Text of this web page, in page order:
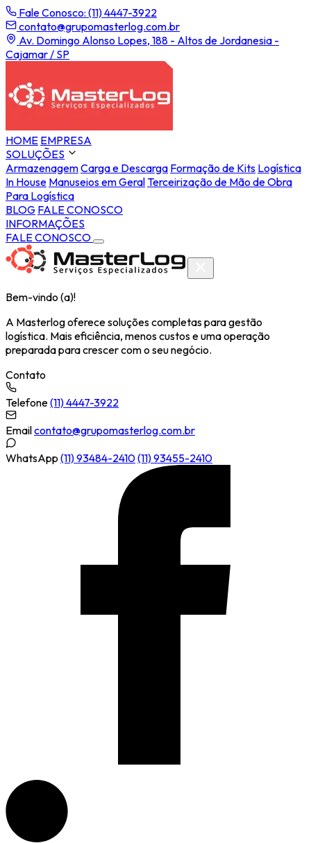
Fale Conosco: (11) 4447-3922
contato@grupomasterlog.com.br
Av. Domingo Alonso Lopes, 188 - Altos de Jordanesia -
Cajamar / SP
HOME EMPRESA
SOLUÇÕES
ArmazenagemCarga e Descarga Formação de Kits Logística
In House Manuseios em GeralTerceirização de Mão de Obra
Para Logística
BLOG FALE CONOSCO
INFORMAÇÕES
FALE CONOSCO
Bem-vindo (a)!
A Masterlog oferece soluções completas para gestão
logística. Mais eficiência, menos custos e uma operação
preparada para crescer com o seu negócio.
Contato
Telefone(11) 4447-3922
Emailcontato@grupomasterlog.com.br
WhatsApp (11) 93484-2410(11) 93455-2410